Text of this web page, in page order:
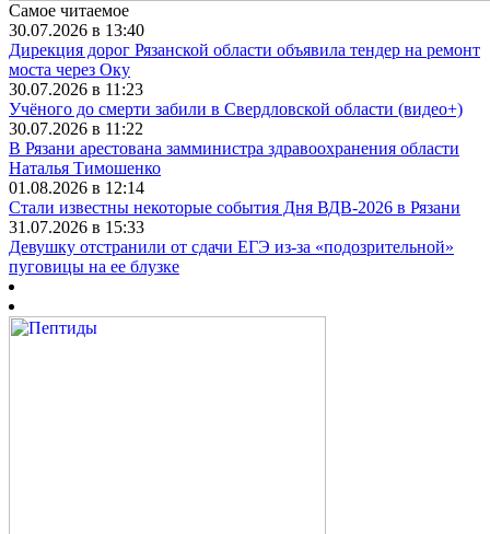
Самое читаемое
30.07.2026 в 13:40
Дирекция дорог Рязанской области объявила тендер на ремонт
моста через Оку
30.07.2026 в 11:23
Учёного до смерти забили в Свердловской области (видео+)
30.07.2026 в 11:22
В Рязани арестована замминистра здравоохранения области
Наталья Тимошенко
01.08.2026 в 12:14
Стали известны некоторые события Дня ВДВ-2026 в Рязани
31.07.2026 в 15:33
Девушку отстранили от сдачи ЕГЭ из-за «подозрительной»
пуговицы на ее блузке